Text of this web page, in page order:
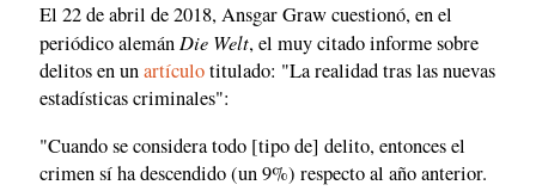
El 22 de abril de 2018, Ansgar Graw cuestionó, en el
periódico alemán Die Welt, el muy citado informe sobre
delitos en unartículotitulado: "La realidad tras las nuevas
estadísticas criminales":
"Cuando se considera todo [tipo de] delito, entonces el
crimen sí ha descendido (un 9%) respecto al año anterior.